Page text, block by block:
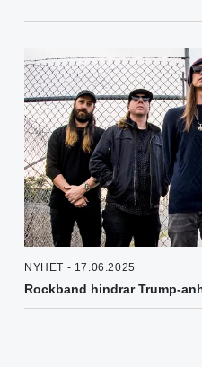
NYHET - 17.06.2025
Rockband hindrar Trump-